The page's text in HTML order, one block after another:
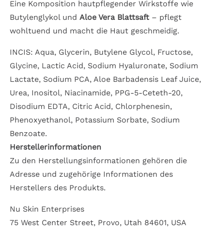
Eine Komposition hautpflegender Wirkstoffe wie
Butylenglykol und Aloe Vera Blattsaft – pflegt
wohltuend und macht die Haut geschmeidig.
INCIS: Aqua, Glycerin, Butylene Glycol, Fructose,
Glycine, Lactic Acid, Sodium Hyaluronate, Sodium
Lactate, Sodium PCA, Aloe Barbadensis Leaf Juice,
Urea, Inositol, Niacinamide, PPG-5-Ceteth-20,
Disodium EDTA, Citric Acid, Chlorphenesin,
Phenoxyethanol, Potassium Sorbate, Sodium
Benzoate.
Herstellerinformationen
Zu den Herstellungsinformationen gehören die
Adresse und zugehörige Informationen des
Herstellers des Produkts.
Nu Skin Enterprises
75 West Center Street, Provo, Utah 84601, USA